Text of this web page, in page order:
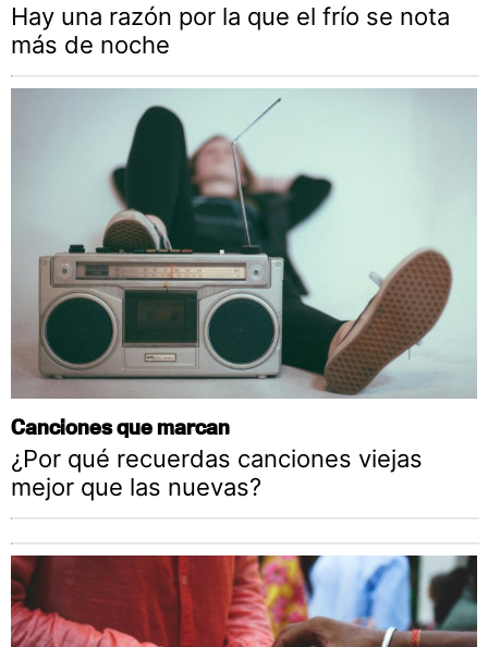
Hay una razón por la que el frío se nota
más de noche
Canciones que marcan
¿Por qué recuerdas canciones viejas
mejor que las nuevas?